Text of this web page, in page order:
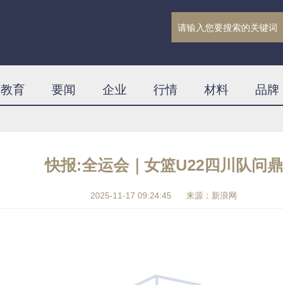
教育 要闻 企业 行情 材料 品牌
快报:全运会｜女篮U22四川队问鼎
2025-11-17 09:24:45 来源：新浪网